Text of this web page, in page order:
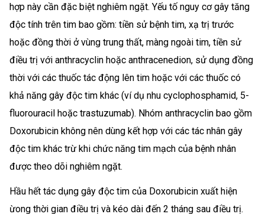
hợp này cần đặc biệt nghiêm ngặt. Yếu tố nguy cơ gây tăng
độc tính trên tim bao gồm: tiền sử bệnh tim, xạ trị trước
hoặc đồng thời ở vùng trung thất, màng ngoài tim, tiền sử
điều trị với anthracyclin hoặc anthracenedion, sử dụng đồng
thời với các thuốc tác động lên tim hoặc với các thuốc có
khả năng gây độc tim khác (ví dụ nhu cyclophosphamid, 5-
fluorouracil hoặc trastuzumab). Nhóm anthracyclin bao gồm
Doxorubicin không nên dùng kết hợp với các tác nhân gây
độc tim khác trừ khi chức năng tim mạch của bệnh nhân
được theo dõi nghiêm ngặt.
Hầu hết tác dụng gây độc tim của Doxorubicin xuất hiện
ừong thời gian điều trị và kéo dài đến 2 tháng sau điều trị.